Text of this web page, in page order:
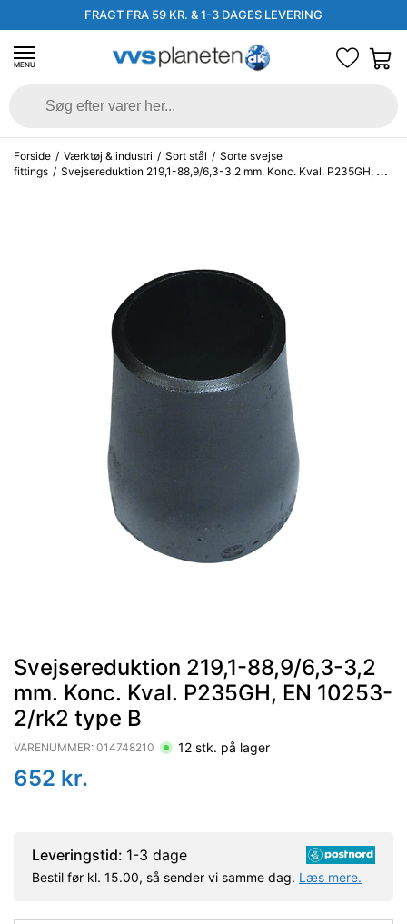
FRAGT FRA 59 KR. & 1-3 DAGES LEVERING
MENU
Forside / Værktøj & industri / Sort stål / Sorte svejse
fittings / Svejsereduktion 219,1-88,9/6,3-3,2 mm. Konc. Kval. P235GH, EN
Svejsereduktion 219,1-88,9/6,3-3,2
mm. Konc. Kval. P235GH, EN 10253-
2/rk2 type B
VARENUMMER: 014748210 12 stk. på lager
652 kr.
Leveringstid: 1-3 dage
Bestil før kl. 15.00, så sender vi samme dag. Læs mere.